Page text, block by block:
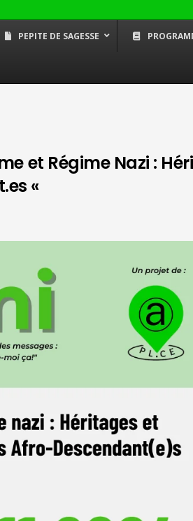
PEPITE DE SAGESSE
avec
et Régime Nazi :
«